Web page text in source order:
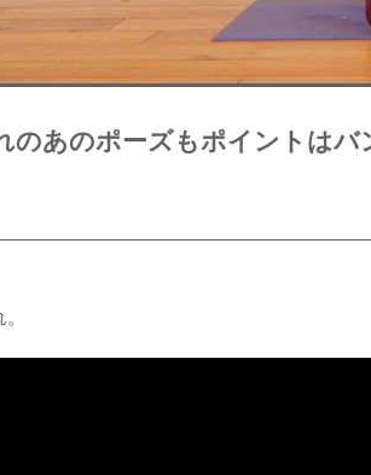
のあのポーズもポイントはバ